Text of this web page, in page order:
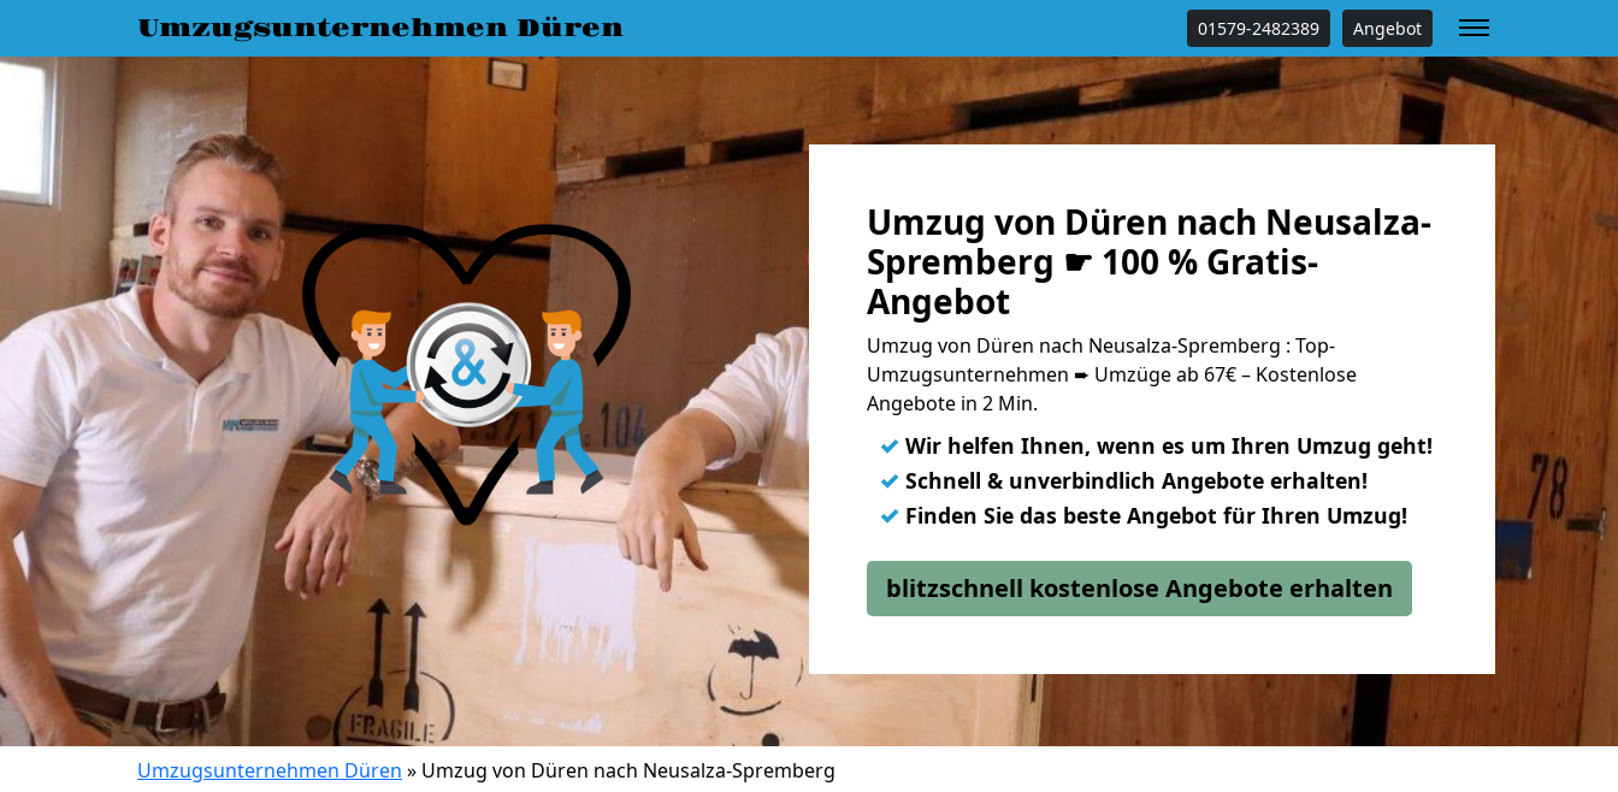
Umzugsunternehmen Düren 01579-2482389 Angebot
Umzug von Düren nach Neusalza-
Spremberg ☛ 100 % Gratis-
Angebot
Umzug von Düren nach Neusalza-Spremberg : Top-
Umzugsunternehmen ➨ Umzüge ab 67€ – Kostenlose
Angebote in 2 Min.
✓ Wir helfen Ihnen, wenn es um Ihren Umzug geht!
✓ Schnell & unverbindlich Angebote erhalten!
✓ Finden Sie das beste Angebot für Ihren Umzug!
blitzschnell kostenlose Angebote erhalten
Umzugsunternehmen Düren » Umzug von Düren nach Neusalza-Spremberg